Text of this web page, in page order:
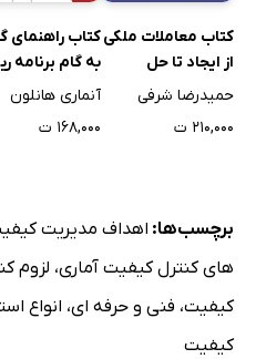
کتاب معاملات ملکی
از ایجاد تا حل
اختلاف
حمیدرضا شرفی
۲۱۰,۰۰۰ ت
کتاب راهنمای
به گام برنامه
بازاریابی دیجیتال
آنماری هانلون
۱۶۸,۰۰۰ ت
برچسب‌ها: اهداف مدیریت
های کنترل کیفیت آماری، لزوم
کیفیت، فنی و حرفه ای، انواع
کیفیت